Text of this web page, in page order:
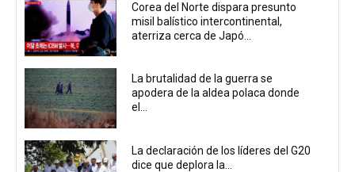
Corea del Norte dispara presunto
misil balístico intercontinental,
aterriza cerca de Japó...
La brutalidad de la guerra se
apodera de la aldea polaca donde
el...
La declaración de los líderes del G20
dice que deplora la...